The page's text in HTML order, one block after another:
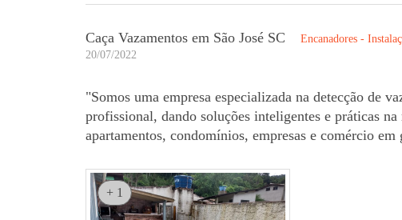
Caça Vazamentos em São José SC Encanadores -
20/07/2022
"Somos uma empresa especializada na detecção de
profissional, dando soluções inteligentes e práticas
apartamentos, condomínios, empresas e comércio
+ 1